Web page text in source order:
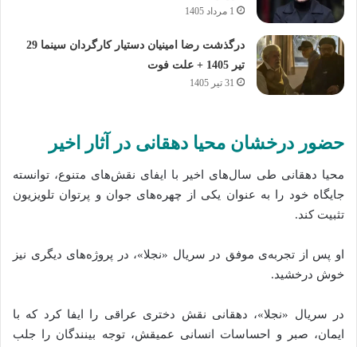
1 مرداد 1405
درگذشت رضا امینیان دستیار کارگردان سینما 29
تیر 1405 + علت فوت
31 تیر 1405
حضور درخشان محیا دهقانی در آثار اخیر
محیا دهقانی طی سال‌های اخیر با ایفای نقش‌های متنوع، توانسته
جایگاه خود را به عنوان یکی از چهره‌های جوان و پرتوان تلویزیون
تثبیت کند.
او پس از تجربه‌ی موفق در سریال «نجلا»، در پروژه‌های دیگری نیز
خوش درخشید.
در سریال «نجلا»، دهقانی نقش دختری عراقی را ایفا کرد که با
ایمان، صبر و احساسات انسانی عمیقش، توجه بینندگان را جلب